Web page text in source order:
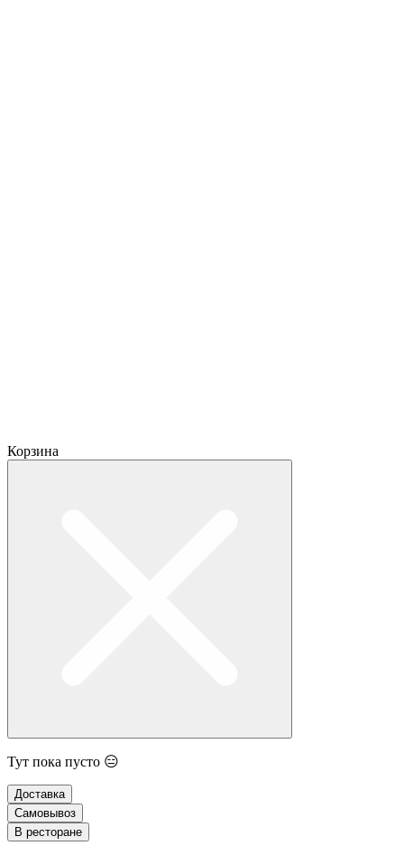
Корзина
Тут пока пусто 😑
Доставка
Самовывоз
В ресторане